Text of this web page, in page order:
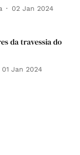
02 Jan 2024
da travessia do
01 Jan 2024